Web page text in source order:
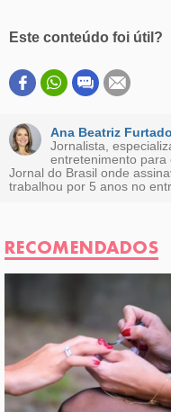
Este conteúdo foi útil?
Este conteúdo contém
Este conteúdo não tem
Outro
Ana Beatriz Furtado
Jornalista,
entretenimento para
Jornal do Brasil onde
trabalhou por 5 anos no
RECOMENDADOS